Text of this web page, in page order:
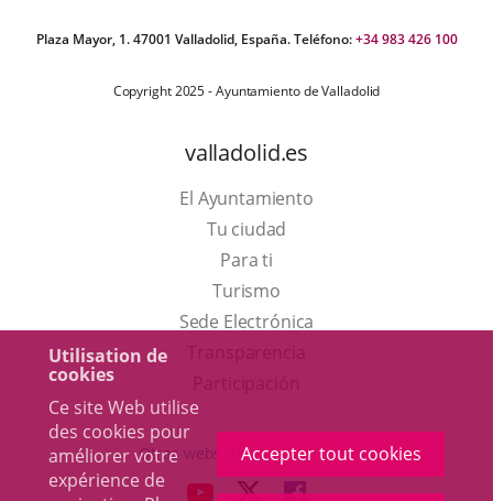
Utilisation de
cookies
Ce site Web utilise
des cookies pour
améliorer votre
expérience de
Accepter tout cookies
Plaza Mayor, 1. 47001 Valladolid, España. Teléfono:+34 983 426 100
Copyright 2025 - Ayuntamiento de Valladolid
valladolid.es
El Ayuntamiento
Tu ciudad
Para ti
TurismoEste
enlace
una
ventana
Sede Electrónica
externa.
Otras webs del ayuntamiento
ENLACEENLACEENLACE